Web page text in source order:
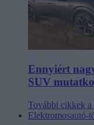
Ennyiért
SUV
További cikkek a
Elektromosautó-